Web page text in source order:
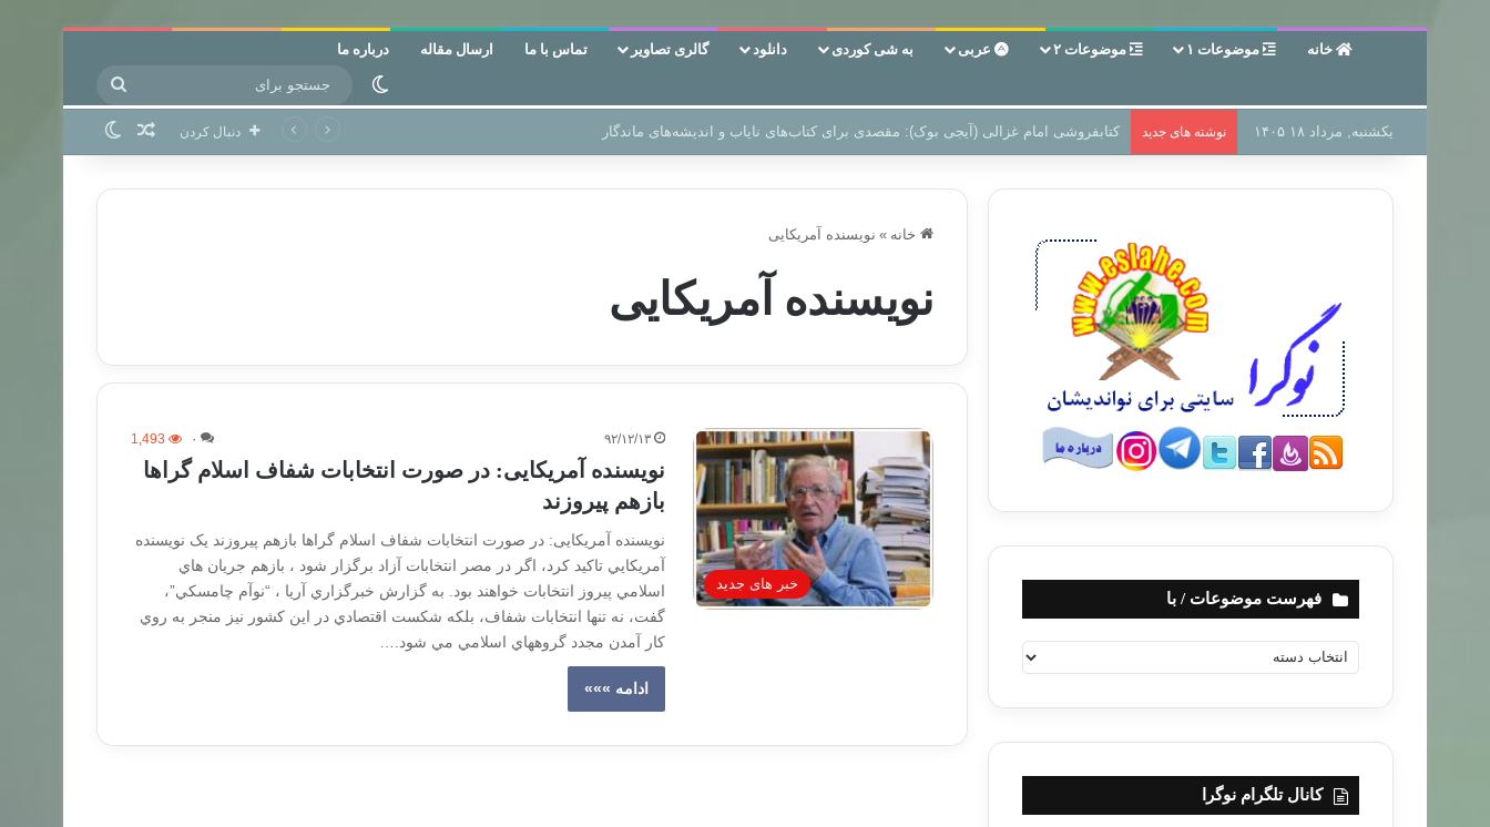
خانه موضوعات ۱ موضوعات ۲ عربی به شی کوردی دانلود گالری تصاویر تماس با ما ارسال مقاله درباره ما
تغییر پوسته
برای یکشنبه, مرداد ۱۸ ۱۴۰۵ نوشته های جدید سر دفتر فساد در زمین‌، دوری وکناره‌گیری از راه خداست‌! دنبال کردن نوشته تصادفی
خانه » نویسنده آمریکایی
نویسنده آمریکایی
خبر های جدید
۹۲/۱۲/۱۳ ۰ 1,493
نویسنده آمریکایی: در صورت انتخابات شفاف اسلام گراها
بازهم پیروزند
نویسنده آمریکایی: در صورت انتخابات شفاف اسلام گراها بازهم پیروزند يک نويسنده
آمريکايي تاکيد کرد، اگر در مصر انتخابات آزاد برگزار شود ، بازهم جريان هاي
اسلامي پيروز انتخابات خواهند بود. به گزارش خبرگزاري آريا ، “نوآم چامسکي”،
گفت، نه تنها انتخابات شفاف، بلکه شکست اقتصادي در اين کشور نيز منجر به روي
کار آمدن مجدد گروههاي اسلامي مي شود.…
ادامه »»»
فهرست موضوعات / با
ه
ت
ض
کانال تلگرام نوگرا